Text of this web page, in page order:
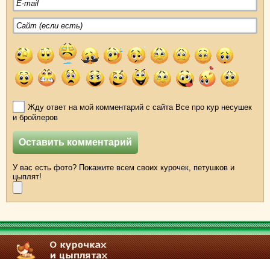
Жду ответ на мой комментарий с сайта Все про кур несушек
и бройлеров
У вас есть фото? Покажите всем своих курочек, петушков и
цыплят!